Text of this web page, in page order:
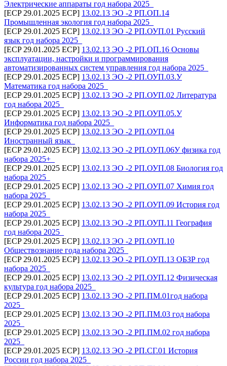
Электрические аппараты год набора 2025_
[ECP 29.01.2025 ECP] 13.02.13 ЭО -2 РП.ОП.14
Промышленная экология год набора 2025_
[ECP 29.01.2025 ECP] 13.02.13 ЭО -2 РП.ОУП.01 Русский
язык год набора 2025_
[ECP 29.01.2025 ECP] 13.02.13 ЭО -2 РП.ОП.16 Основы
эксплуатации, настройки и программирования
автоматизированных систем управления год набора 2025_
[ECP 29.01.2025 ECP] 13.02.13 ЭО -2 РП.ОУП.03.У
Математика год набора 2025_
[ECP 29.01.2025 ECP] 13.02.13 ЭО -2 РП.ОУП.02 Литература
год набора 2025_
[ECP 29.01.2025 ECP] 13.02.13 ЭО -2 РП.ОУП.05.У
Информатика год набора 2025_
[ECP 29.01.2025 ECP] 13.02.13 ЭО -2 РП.ОУП.04
Иностранный язык_
[ECP 29.01.2025 ECP] 13.02.13 ЭО -2 РП.ОУП.06У физика год
набора 2025+_
[ECP 29.01.2025 ECP] 13.02.13 ЭО -2 РП.ОУП.08 Биология год
набора 2025_
[ECP 29.01.2025 ECP] 13.02.13 ЭО -2 РП.ОУП.07 Химия год
набора 2025_
[ECP 29.01.2025 ECP] 13.02.13 ЭО -2 РП.ОУП.09 История год
набора 2025_
[ECP 29.01.2025 ECP] 13.02.13 ЭО -2 РП.ОУП.11 География
год набора 2025_
[ECP 29.01.2025 ECP] 13.02.13 ЭО -2 РП.ОУП.10
Обществознание года набора 2025_
[ECP 29.01.2025 ECP] 13.02.13 ЭО -2 РП.ОУП.13 ОБЗР год
набора 2025_
[ECP 29.01.2025 ECP] 13.02.13 ЭО -2 РП.ОУП.12 Физическая
культура год набора 2025_
[ECP 29.01.2025 ECP] 13.02.13 ЭО -2 РП.ПМ.01год набора
2025_
[ECP 29.01.2025 ECP] 13.02.13 ЭО -2 РП.ПМ.03 год набора
2025_
[ECP 29.01.2025 ECP] 13.02.13 ЭО -2 РП.ПМ.02 год набора
2025_
[ECP 29.01.2025 ECP] 13.02.13 ЭО -2 РП.СГ.01 История
России год набора 2025_